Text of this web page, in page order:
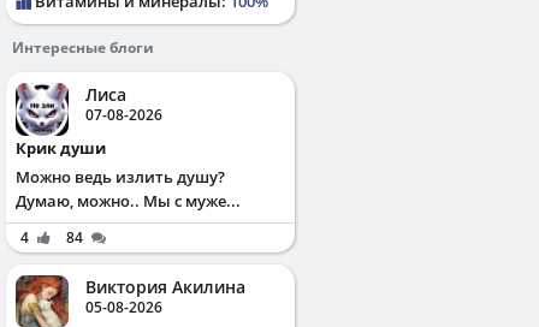
Интересные блоги
Лиса
07-08-2026
Крик души
Можно ведь излить душу?
Думаю, можно.. Мы с муже...
4 84
Виктория Акилина
05-08-2026